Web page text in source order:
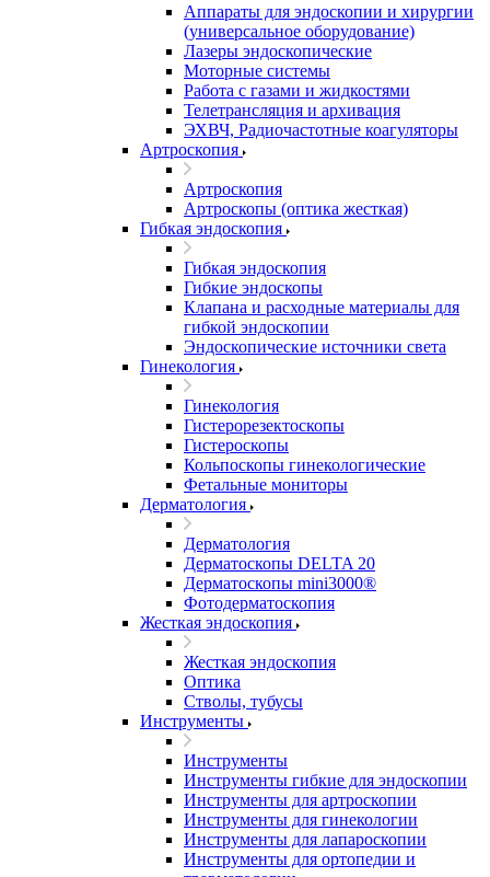
Аппараты для эндоскопии и хирургии
(универсальное оборудование)
Лазеры эндоскопические
Моторные системы
Работа с газами и жидкостями
Телетрансляция и архивация
ЭХВЧ, Радиочастотные коагуляторы
Артроскопия
Артроскопия
Артроскопы (оптика жесткая)
Гибкая эндоскопия
Гибкая эндоскопия
Гибкие эндоскопы
Клапана и расходные материалы для
гибкой эндоскопии
Эндоскопические источники света
Гинекология
Гинекология
Гистерорезектоскопы
Гистероскопы
Кольпоскопы гинекологические
Фетальные мониторы
Дерматология
Дерматология
Дерматоскопы DELTA 20
Дерматоскопы mini3000®
Фотодерматоскопия
Жесткая эндоскопия
Жесткая эндоскопия
Оптика
Стволы, тубусы
Инструменты
Инструменты
Инструменты гибкие для эндоскопии
Инструменты для артроскопии
Инструменты для гинекологии
Инструменты для лапароскопии
Инструменты для ортопедии и